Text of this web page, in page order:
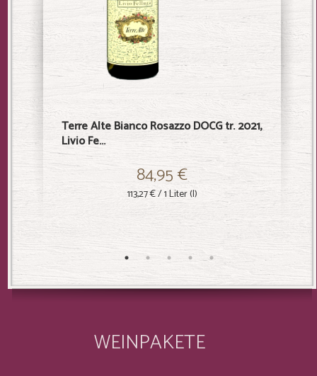
Terre Alte Bianco Rosazzo DOCG tr. 2021,
Livio Fe...
84,95 €
113,27 €/ 1 Liter (l)
Livio F...
WEINPAKETE